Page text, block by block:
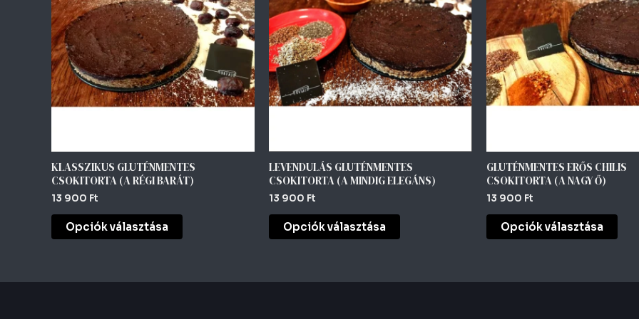
KLASSZIKUS GLUTÉNMENTES
CSOKITORTA (A RÉGI BARÁT)
13 900 Ft
Opciók választása
több
variációja
van.
A
változatok
a
termékoldalon
LEVENDULÁS GLUTÉNMENTES
CSOKITORTA (A MINDIG ELEGÁNS)
13 900 Ft
Opciók választása
több
variációja
van.
A
változatok
a
termékoldalon
GLUTÉNMENTES ERŐS CHILIS
CSOKITORTA (A NAGY Ő)
13 900 Ft
Opciók választása
van.
A
a